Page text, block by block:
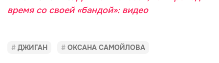
время со своей «бандой»: видео
ДЖИГАН ОКСАНА САМОЙЛОВА